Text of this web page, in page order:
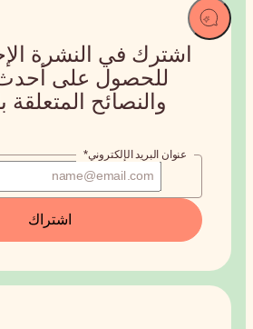
اشترك في النشرة
للحصول على
والنصائح المتعلقة
عنوان البريد الإلكتروني*
اشتراك